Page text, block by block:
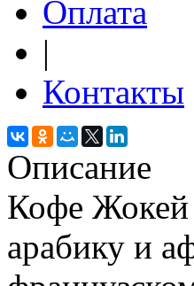
Оплата
|
Контакты
Описание
Кофе Жокей
арабику и